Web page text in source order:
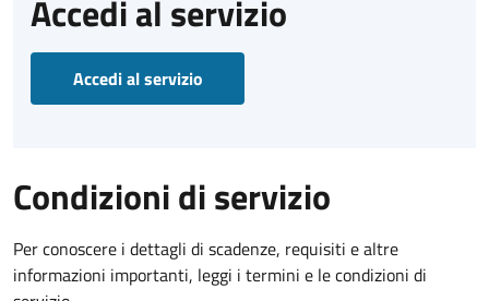
Accedi al servizio
Accedi al servizio
Condizioni di servizio
Per conoscere i dettagli di scadenze, requisiti e altre
informazioni importanti, leggi i termini e le condizioni di